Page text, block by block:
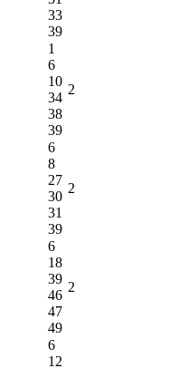
33
39
1
6
10
34
38
39
2
6
8
27
30
31
39
2
6
18
39
46
47
49
2
6
12